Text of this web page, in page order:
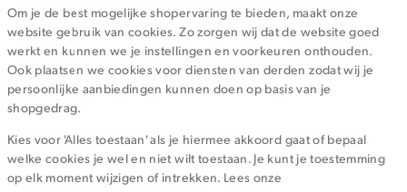
Service
Wij zijn Cotton Club
Topcategorieën voor jou
Om je de best mogelijke shopervaring te bieden, maakt onze
website gebruik van cookies. Zo zorgen wij dat de website goed
werkt en kunnen we je instellingen en voorkeuren onthouden.
Ook plaatsen we cookies voor diensten van derden zodat wij je
persoonlijke aanbiedingen kunnen doen op basis van je
shopgedrag.
Kies voor 'Alles toestaan' als je hiermee akkoord gaat of bepaal
welke cookies je wel en niet wilt toestaan. Je kunt je toestemming
op elk moment wijzigen of intrekken. Lees onze